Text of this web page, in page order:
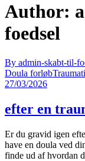
Author:
foedsel
By admin-skabt-til-
Doula forløb
27/03/2026
efter en
Er du gravid igen
have en doula ved
finde ud af hvordan